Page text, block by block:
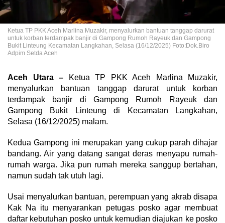
Ketua TP PKK Aceh Marlina Muzakir, menyalurkan bantuan tanggap darurat
untuk korban terdampak banjir di Gampong Rumoh Rayeuk dan Gampong
Bukit Linteung Kecamatan Langkahan, Selasa (16/12/2025) Foto:Dok.Biro
Adpim Setda Aceh
Aceh Utara – Ketua TP PKK Aceh Marlina Muzakir,
menyalurkan bantuan tanggap darurat untuk korban
terdampak banjir di Gampong Rumoh Rayeuk dan
Gampong Bukit Linteung di Kecamatan Langkahan,
Selasa (16/12/2025) malam.
Kedua Gampong ini merupakan yang cukup parah dihajar
bandang. Air yang datang sangat deras menyapu rumah-
rumah warga. Jika pun rumah mereka sanggup bertahan,
namun sudah tak utuh lagi.
Usai menyalurkan bantuan, perempuan yang akrab disapa
Kak Na itu menyarankan petugas posko agar membuat
daftar kebutuhan posko untuk kemudian diajukan ke posko